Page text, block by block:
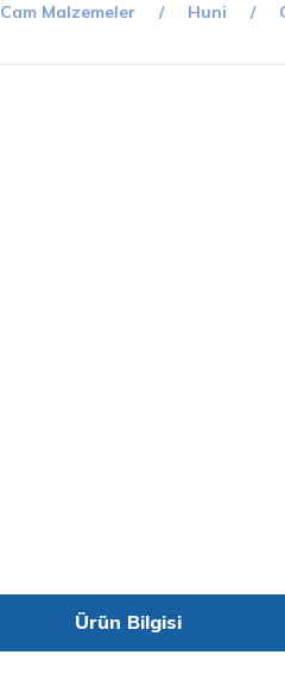
Cam Malzemeler Huni
Ürün Bilgisi